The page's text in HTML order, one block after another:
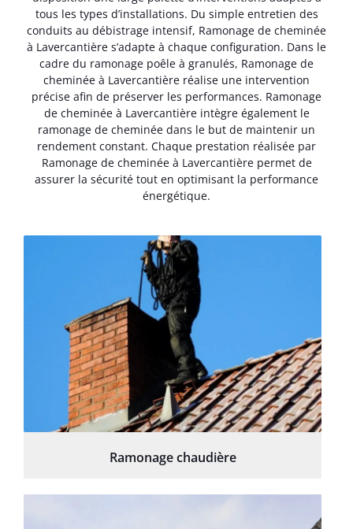
tous les types d’installations. Du simple entretien des
conduits au débistrage intensif, Ramonage de cheminée
à Lavercantière s’adapte à chaque configuration. Dans le
cadre du ramonage poêle à granulés, Ramonage de
cheminée à Lavercantière réalise une intervention
précise afin de préserver les performances. Ramonage
de cheminée à Lavercantière intègre également le
ramonage de cheminée dans le but de maintenir un
rendement constant. Chaque prestation réalisée par
Ramonage de cheminée à Lavercantière permet de
assurer la sécurité tout en optimisant la performance
énergétique.
Ramonage chaudière